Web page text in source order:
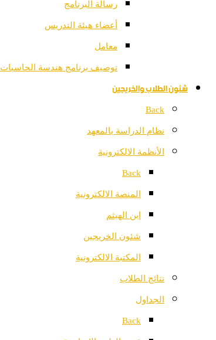
رسالة البرنامج
أعضاء هيئة التدريس
معامل
توصيف برنامج هندسة الحاسبات
شئون الطلاب والخريجين
Back
نظام الدراسة بالمعهد
الأنظمة الالكترونية
Back
المنصة الالكترونية
ابن الهيثم
شئون الخريجين
المكتبة الالكترونية
نتائج الطلاب
الجداول
Back